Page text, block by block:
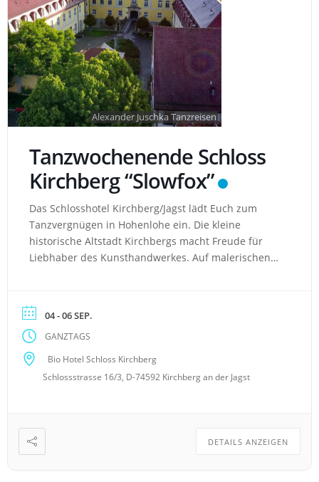
Alexander Juschka Tanzreisen
Tanzwochenende Schloss
Kirchberg “Slowfox”
Das Schlosshotel Kirchberg/Jagst lädt Euch zum
Tanzvergnügen in Hohenlohe ein. Die kleine
historische Altstadt Kirchbergs macht Freude für
Liebhaber des Kunsthandwerkes. Auf malerischen
an der Jagst inmitten der historischen Altstadt
einzigartiges Biohotel, welches keine
umweltbelastenden Materialen verwendet Bioküche,
[…]
04 - 06 SEP.
GANZTAGS
Bio Hotel Schloss Kirchberg
Schlossstrasse 16/3, D-74592 Kirchberg an der Jagst
DETAILS ANZEIGEN